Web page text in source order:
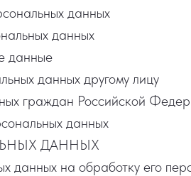
данных
данных
данные
данных другому лицу
граждан Российской
данных
ДАННЫХ
данных на обработку его